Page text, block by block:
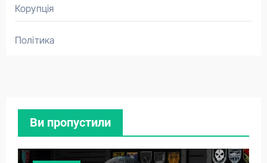
Корупція
Політика
Ви пропустили